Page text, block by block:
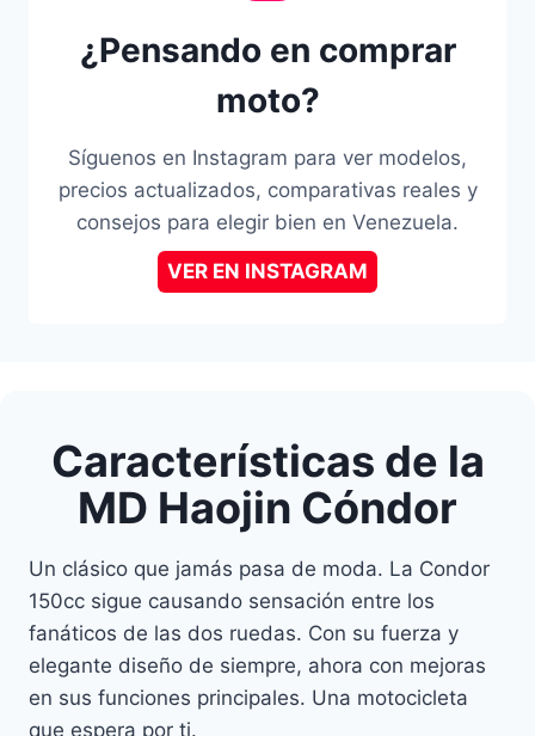
¿Pensando en comprar
moto?
Síguenos en Instagram para ver modelos,
precios actualizados, comparativas reales y
consejos para elegir bien en Venezuela.
VER EN INSTAGRAM
Características de la
MD Haojin Cóndor
Un clásico que jamás pasa de moda. La Condor
150cc sigue causando sensación entre los
fanáticos de las dos ruedas. Con su fuerza y
elegante diseño de siempre, ahora con mejoras
en sus funciones principales. Una motocicleta
que espera por ti.